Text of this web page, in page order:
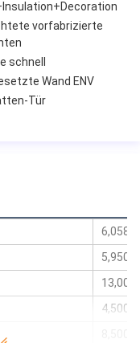
vorfabrizierte
schnell
Wand ENV
Tür